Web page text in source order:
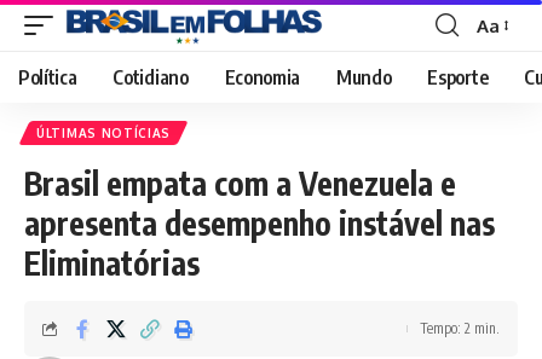
Font
Resizer
Aa
Política Cotidiano Economia Mundo Esporte
ÚLTIMAS NOTÍCIAS
Brasil empata com a Venezuela e
apresenta desempenho instável nas
Eliminatórias
Tempo: 2 min.